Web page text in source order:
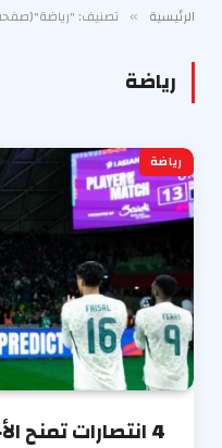
الرئيسية » تصنيف: "رياضة"(صفحه
رياضة
رياضة
4 انتصارات